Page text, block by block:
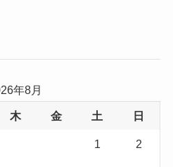
年8月
木 金 土 日
1 2